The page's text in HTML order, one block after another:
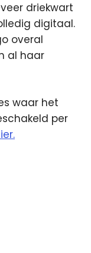
driekwart
digitaal.
overal
al haar
waar het
per